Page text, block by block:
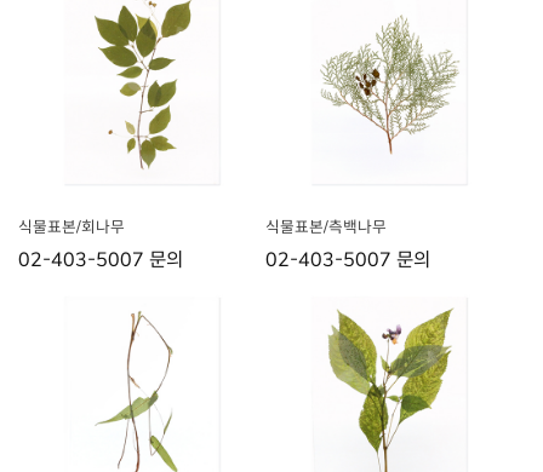
식물표본/회나무
02-403-5007 문의
식물표본/측백나무
02-403-5007 문의